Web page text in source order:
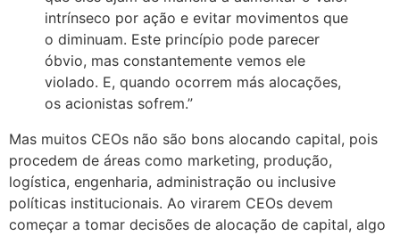
intrínseco por ação e evitar movimentos que
o diminuam. Este princípio pode parecer
óbvio, mas constantemente vemos ele
violado. E, quando ocorrem más alocações,
os acionistas sofrem.”
Mas muitos CEOs não são bons alocando capital, pois
procedem de áreas como marketing, produção,
logística, engenharia, administração ou inclusive
políticas institucionais. Ao virarem CEOs devem
começar a tomar decisões de alocação de capital, algo